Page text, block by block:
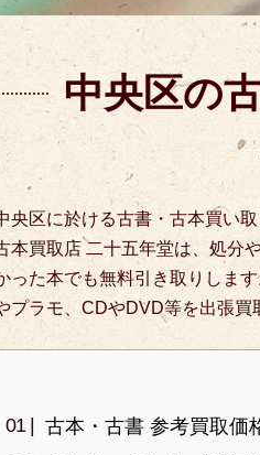
中央区の
央区に於ける古書・古本買い
本買取店 二十五年堂は、処分
った本でも無料引き取りしま
プラモ、CDやDVD等を出張買
古本・古書 参考買取価